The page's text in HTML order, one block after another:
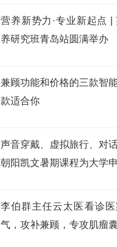
营养新势力·专业新起点 |
养研究班青岛站圆满举办
兼顾功能和价格的三款智
款适合你
声音穿戴、虚拟旅行、对
朝阳凯文暑期课程为大学
李伯群主任云太医看诊
气，攻补兼顾，专攻肌瘤